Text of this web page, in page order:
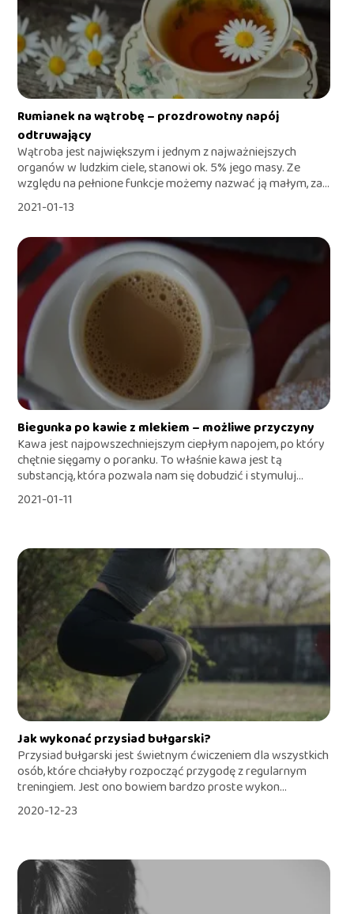
Rumianek na wątrobę – prozdrowotny napój
odtruwający
Wątroba jest największym i jednym z najważniejszych
organów w ludzkim ciele, stanowi ok. 5% jego masy. Ze
względu na pełnione funkcje możemy nazwać ją małym, za...
2021-01-13
Biegunka po kawie z mlekiem – możliwe przyczyny
Kawa jest najpowszechniejszym ciepłym napojem, po który
chętnie sięgamy o poranku. To właśnie kawa jest tą
substancją, która pozwala nam się dobudzić i stymuluj...
2021-01-11
Jak wykonać przysiad bułgarski?
Przysiad bułgarski jest świetnym ćwiczeniem dla wszystkich
osób, które chciałyby rozpocząć przygodę z regularnym
treningiem. Jest ono bowiem bardzo proste wykon...
2020-12-23